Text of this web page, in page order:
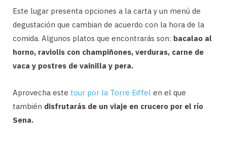
Este lugar presenta opciones a la carta y un menú de
degustación que cambian de acuerdo con la hora de la
comida. Algunos platos que encontrarás son: bacalao al
horno, raviolis con champiñones, verduras, carne de
vaca y postres de vainilla y pera.
Aprovecha este tour por la Torre Eiffel en el que
también disfrutarás de un viaje en crucero por el río
Sena.